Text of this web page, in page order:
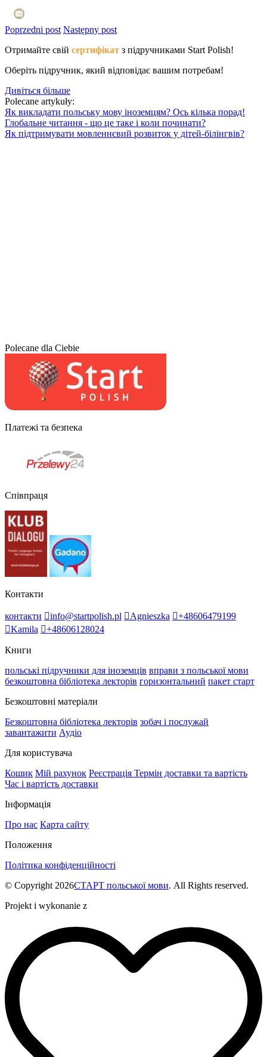
Poprzedni post Następny post
Отримайте свій сертифікат з підручниками Start Polish!
Оберіть підручник, який відповідає вашим потребам!
Дивіться більше
Polecane artykuły:
Як викладати польську мову іноземцям? Ось кілька порад!
Глобальне читання - що це таке і коли починати?
Як підтримувати мовленнєвий розвиток у дітей-білінгвів?
Polecane dla Ciebie
Платежі та безпека
Співпраця
Контакти
контакти info@startpolish.pl Agnieszka
+48606479199
Kamila
+48606128024
Книги
польські підручники для іноземців вправи з польської мови
безкоштовна бібліотека лекторів горизонтальний пакет старт
Безкоштовні матеріали
Безкоштовна бібліотека лекторів зобач і послужай
завантажити Аудіо
Для користувача
Кошик Мій рахунок Реєстрація Термін доставки та вартість
Час і вартість доставки
Інформація
Про нас Карта сайту
Положення
Політика конфіденційності
© Copyright 2026СТАРТ польської мови. All Rights reserved.
Projekt i wykonanie z